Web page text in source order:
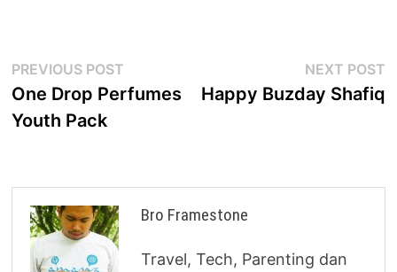
Post
navigation
PREVIOUS POST
post:
One Drop Perfumes
Youth Pack
NEXT POST
Happy Buzday Shafiq
Bro Framestone
Travel, Tech, Parenting dan